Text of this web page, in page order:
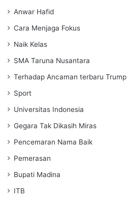
Anwar Hafid
Cara Menjaga Fokus
Naik Kelas
SMA Taruna Nusantara
Terhadap Ancaman terbaru Trump
Sport
Universitas Indonesia
Gegara Tak Dikasih Miras
Pencemaran Nama Baik
Pemerasan
Bupati Madina
ITB